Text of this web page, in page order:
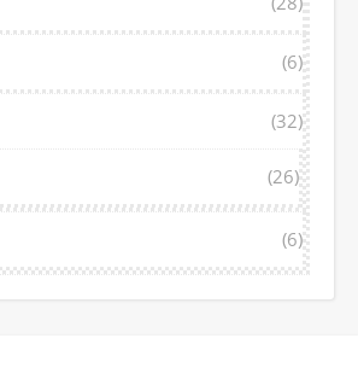
(6)
(32)
(26)
(6)